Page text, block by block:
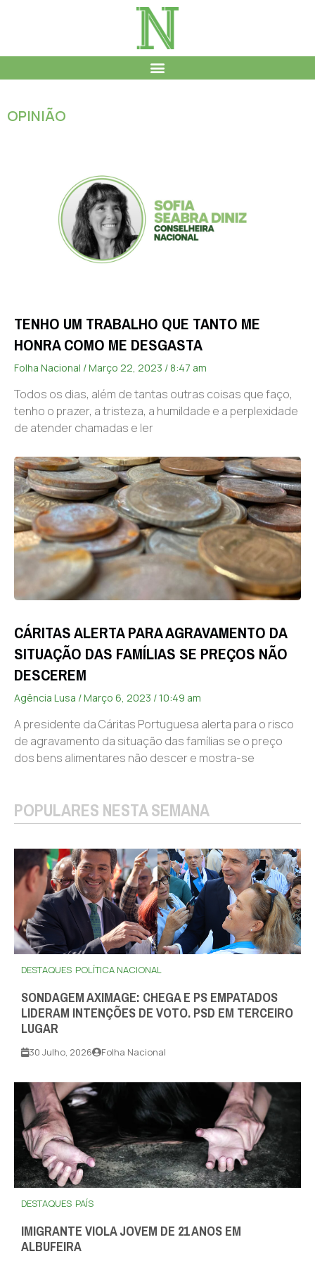
OPINIÃO
TENHO UM TRABALHO QUE TANTO ME
HONRA COMO ME DESGASTA
Folha Nacional Março 22, 2023 8:47 am
Todos os dias, além de tantas outras coisas que faço,
tenho o prazer, a tristeza, a humildade e a perplexidade
de atender chamadas e ler
CÁRITAS ALERTA PARA AGRAVAMENTO DA
SITUAÇÃO DAS FAMÍLIAS SE PREÇOS NÃO
DESCEREM
Agência Lusa Março 6, 2023 10:49 am
A presidente da Cáritas Portuguesa alerta para o risco
de agravamento da situação das famílias se o preço
dos bens alimentares não descer e mostra-se
POPULARES NESTA SEMANA
DESTAQUES POLÍTICA NACIONAL
SONDAGEM AXIMAGE: CHEGA E PS EMPATADOS
LIDERAM INTENÇÕES DE VOTO. PSD EM TERCEIRO
LUGAR
30 Julho, 2026 Folha Nacional
DESTAQUES PAÍS
IMIGRANTE VIOLA JOVEM DE 21 ANOS EM
ALBUFEIRA